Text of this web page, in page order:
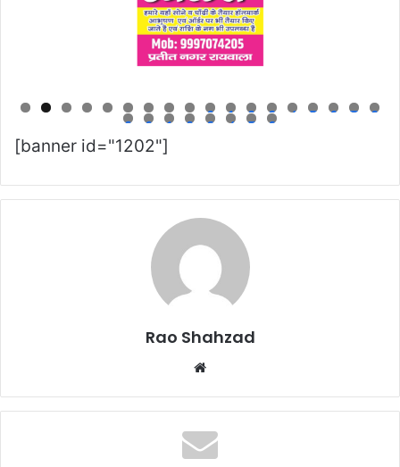
0 1 2 3 4 5 6 7 8
9 0 1 2 3 4 5 6
[banner id="1202"]
Rao Shahzad
Website